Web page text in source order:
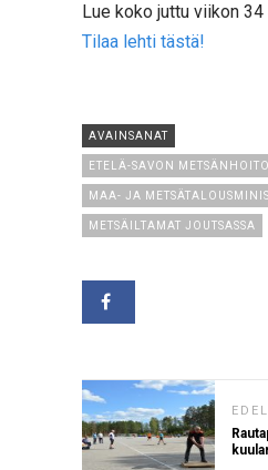
Lue koko juttu viikon
Tilaa lehti tästä!
AVAINSANAT
ETELÄ-SAVON
MAA- JA
METSÄILTAMAT JOUTSASSA